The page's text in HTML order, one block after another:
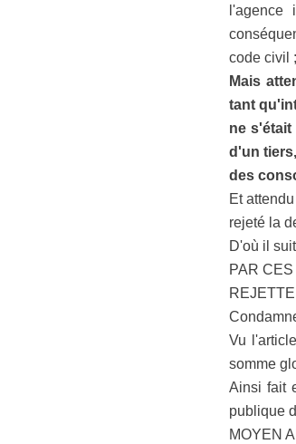
l'agence
code civil ;
Mais
tant
ne
d'un
des
Et
rejeté la
D'où il
PAR
Vu
somme
Ainsi fait
publique
MOYEN